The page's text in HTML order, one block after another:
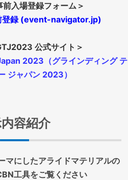
前入場登録フォーム＞
登録 (event-navigator.jp)
公式サイト＞
2023（グラインディング テ
ジャパン 2023）
容紹介
マにしたアライドマテリアルの
工具をご覧ください